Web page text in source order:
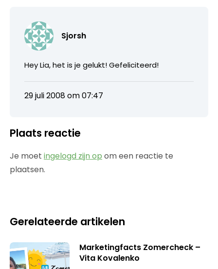
Sjorsh
Hey Lia, het is je gelukt! Gefeliciteerd!
29 juli 2008 om 07:47
Plaats reactie
Je moet ingelogd zijn op om een reactie te
plaatsen.
Gerelateerde artikelen
Marketingfacts Zomercheck –
Vita Kovalenko